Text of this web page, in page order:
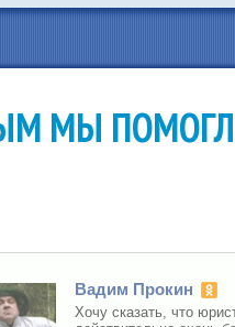
МЫ
Вадим Прокин
Хочу сказать, что юристы